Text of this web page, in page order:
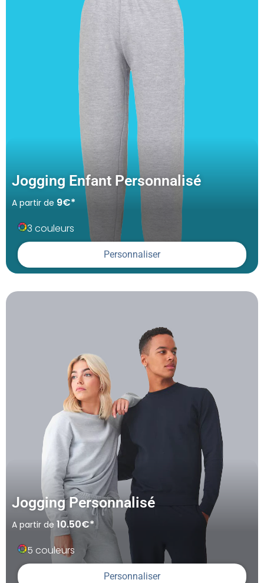
Jogging Enfant Personnalisé
A partir de 9€*
3 couleurs
Personnaliser
Jogging Personnalisé
A partir de 10.50€*
5 couleurs
Personnaliser